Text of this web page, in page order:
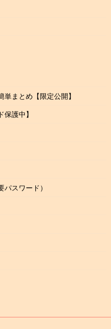
まとめ【限定公開】
護中】
スワード）